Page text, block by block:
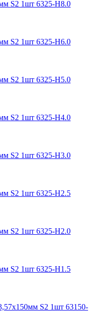
S2 1шт 6325-H8.0
S2 1шт 6325-H6.0
S2 1шт 6325-H5.0
S2 1шт 6325-H4.0
S2 1шт 6325-H3.0
S2 1шт 6325-H2.5
S2 1шт 6325-H2.0
S2 1шт 6325-H1.5
S2 1шт 63150-